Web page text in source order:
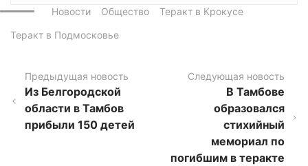
Новости Общество
Теракт в Крокусе
Теракт в Подмосковье
Предыдущая новость
Из Белгородской
области в Тамбов
прибыли 150 детей
Следующая новость
В Тамбове
образовался
стихийный
мемориал по
погибшим в теракте